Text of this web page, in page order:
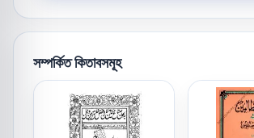
সম্পর্কিত কিতাবসমূহ